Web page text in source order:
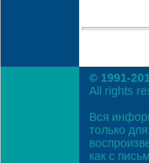
© 1991-
All rights
Вся
только
как с